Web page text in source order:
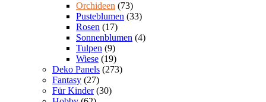
Orchideen (73)
Pusteblumen (33)
Rosen (17)
Sonnenblumen (4)
Tulpen (9)
Wiese (19)
Deko Panels (273)
Fantasy (27)
Für Kinder (30)